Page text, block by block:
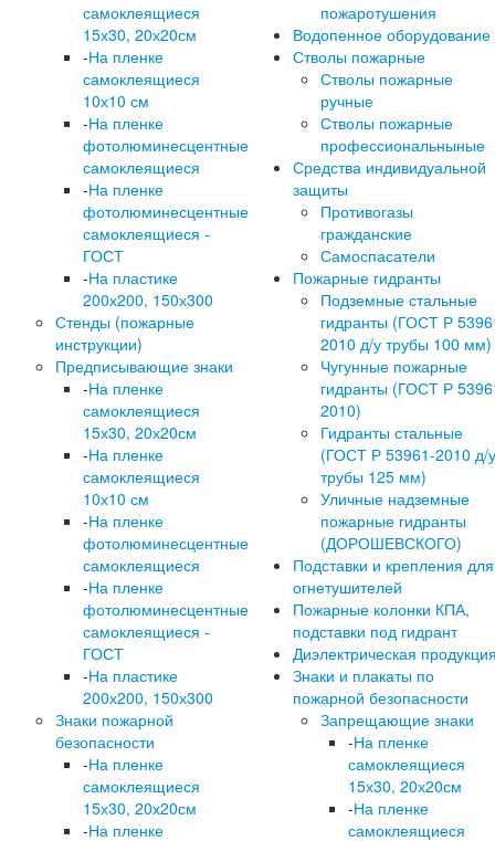
самоклеящиеся
15х30, 20х20см
-На пленке
самоклеящиеся
10х10 см
-На пленке
фотолюминесцентные
самоклеящиеся
-На пленке
фотолюминесцентные
самоклеящиеся -
ГОСТ
-На пластике
200х200, 150х300
Стенды (пожарные
инструкции)
Предписывающие знаки
-На пленке
самоклеящиеся
15х30, 20х20см
-На пленке
самоклеящиеся
10х10 см
-На пленке
фотолюминесцентные
самоклеящиеся
-На пленке
фотолюминесцентные
самоклеящиеся -
ГОСТ
-На пластике
200х200, 150х300
Знаки пожарной
безопасности
-На пленке
самоклеящиеся
15х30, 20х20см
-На пленке
пожаротушения
Водопенное оборудование
Стволы пожарные
Стволы пожарные
ручные
Стволы пожарные
профессиональныные
Средства индивидуальной
защиты
Противогазы
гражданские
Самоспасатели
Пожарные гидранты
Подземные стальные
гидранты (ГОСТ Р
2010 д/у трубы 100 мм)
Чугунные пожарные
гидранты (ГОСТ Р
2010)
Гидранты стальные
(ГОСТ Р 53961-2010 д/у
трубы 125 мм)
Уличные надземные
пожарные гидранты
(ДОРОШЕВСКОГО)
Подставки и крепления для
огнетушителей
Пожарные колонки КПА,
подставки под гидрант
Диэлектрическая
Знаки и плакаты по
пожарной безопасности
Запрещающие знаки
-На пленке
самоклеящиеся
15х30, 20х20см
-На пленке
самоклеящиеся